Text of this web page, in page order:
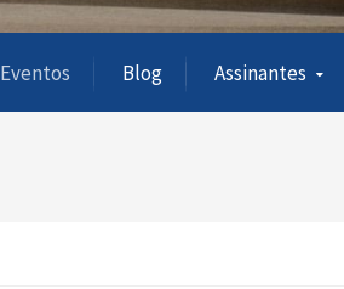
Eventos Blog Assinantes